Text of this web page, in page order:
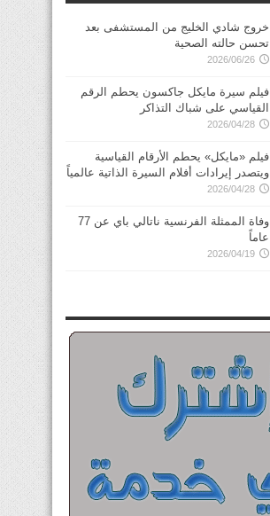
خروج شادي الخليج من المستشفى بعد
تحسن حالته الصحية
2026/06/26
فيلم سيرة مايكل جاكسون يحطم الرقم
القياسي على شباك التذاكر
2026/04/28
فيلم «مايكل» يحطم الأرقام القياسية
ويتصدر إيرادات أفلام السيرة الذاتية عالمياً
2026/04/28
وفاة الممثلة الفرنسية ناتالي باي عن 77
عاماً
2026/04/19